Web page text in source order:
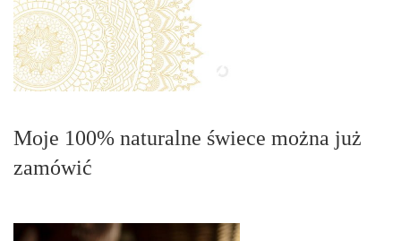
Moje 100% naturalne świece można już
zamówić